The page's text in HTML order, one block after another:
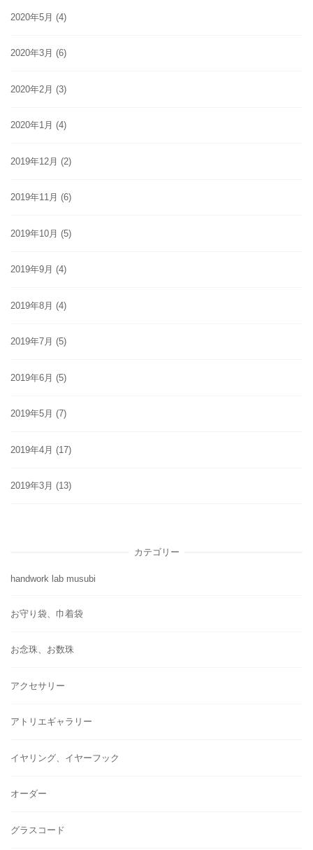
2020年5月 (4)
2020年3月 (6)
2020年2月 (3)
2020年1月 (4)
2019年12月 (2)
2019年11月 (6)
2019年10月 (5)
2019年9月 (4)
2019年8月 (4)
2019年7月 (5)
2019年6月 (5)
2019年5月 (7)
2019年4月 (17)
2019年3月 (13)
カテゴリー
handwork lab musubi
お守り袋、巾着袋
お念珠、お数珠
アクセサリー
アトリエギャラリー
イヤリング、イヤーフック
オーダー
グラスコード